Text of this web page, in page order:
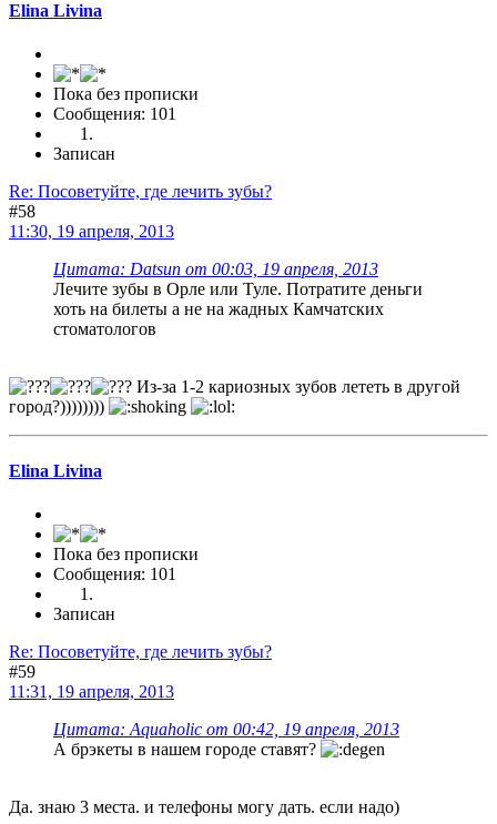
Elina Livina
Пока без прописки
Сообщения: 101
Записан
Re: Посоветуйте, где лечить зубы?
#58
11:30, 19 апреля, 2013
Цитата: Datsun от 00:03, 19 апреля, 2013
Лечите зубы в Орле или Туле. Потратите деньги
хоть на билеты а не на жадных Камчатских
стоматологов
Из-за 1-2 кариозных зубов лететь в другой
город?))))))))
Elina Livina
Пока без прописки
Сообщения: 101
Записан
Re: Посоветуйте, где лечить зубы?
#59
11:31, 19 апреля, 2013
Цитата: Aquaholic от 00:42, 19 апреля, 2013
А брэкеты в нашем городе ставят?
Да. знаю 3 места. и телефоны могу дать. если надо)